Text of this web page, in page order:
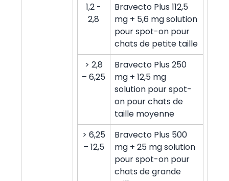
1,2 -
2,8
Bravecto Plus 112,5
mg + 5,6 mg solution
pour spot-on pour
chats de petite taille
> 2,8
– 6,25
Bravecto Plus 250
mg + 12,5 mg
solution pour spot-
on pour chats de
taille moyenne
> 6,25
– 12,5
Bravecto Plus 500
mg + 25 mg solution
pour spot-on pour
chats de grande